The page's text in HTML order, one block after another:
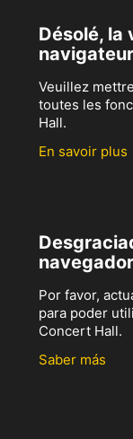
Désolé, la
Veuillez
toutes les
Hall.
En savoir plus
Por favor,
para poder
Concert Hall.
Saber más